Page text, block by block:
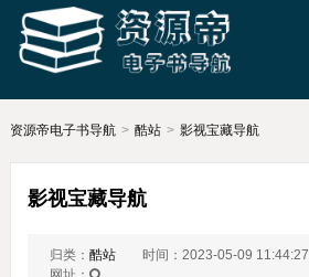
资源帝电子书导航 > 酷站 > 影视宝藏导航
影视宝藏导航
归类： 酷站 时间：2023-05-09 11:44:27